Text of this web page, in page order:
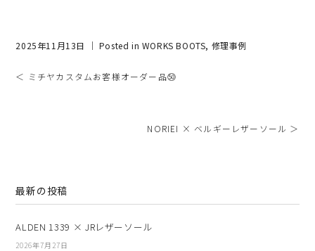
2025年11月13日 ｜ Posted in WORKS BOOTS, 修理事例
＜ ミチヤカスタムお客様オーダー品㊿
NORIEI × ベルギーレザーソール ＞
最新の投稿
ALDEN 1339 × JRレザーソール
2026年7月27日